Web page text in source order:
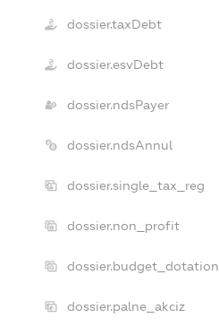
dossier.taxDebt
dossier.esvDebt
dossier.ndsPayer
dossier.ndsAnnul
dossier.single_tax_reg
dossier.non_profit
dossier.budget_dotation
dossier.palne_akciz